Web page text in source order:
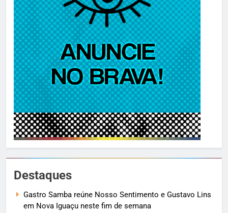
Destaques
Gastro Samba reúne Nosso Sentimento e Gustavo Lins
em Nova Iguaçu neste fim de semana